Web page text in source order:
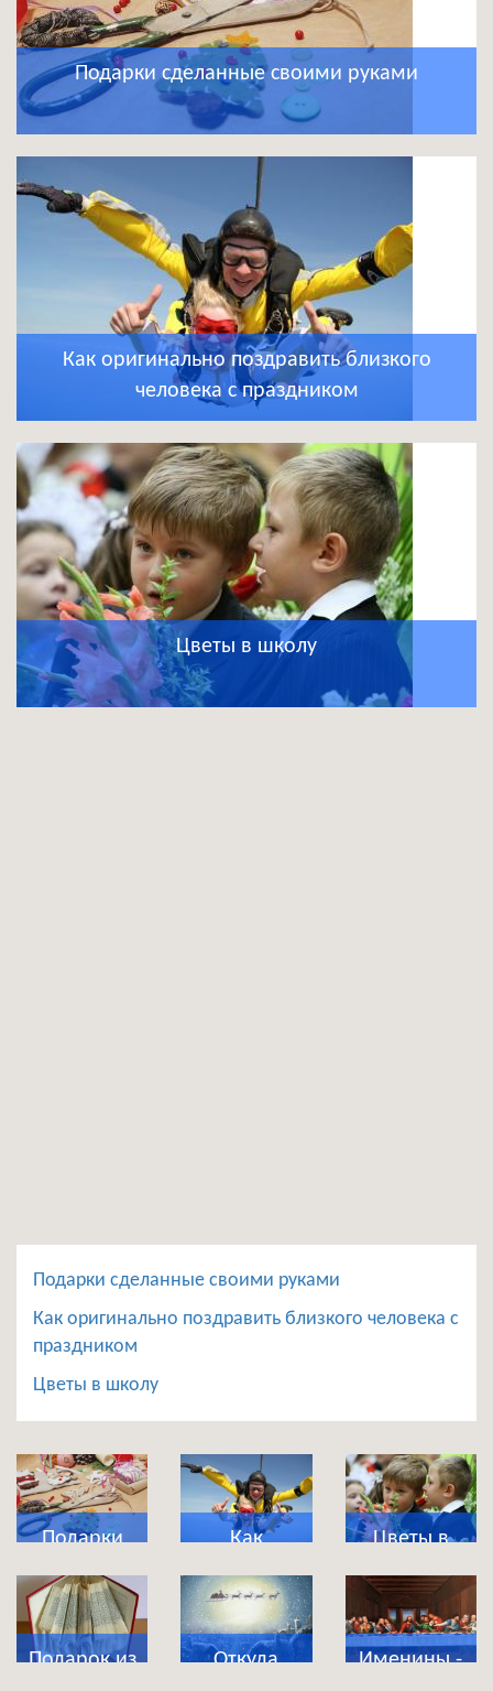
Подарки сделанные своими руками
Как оригинально поздравить близкого
человека с праздником
Цветы в школу
Подарки сделанные своими руками
Как оригинально поздравить близкого человека с
праздником
Цветы в школу
Подарки
сделанные
своими
руками
Как
оригинально
поздравить
близкого
человека с
Цветы в
школу
Подарок из
Откуда
Именины -